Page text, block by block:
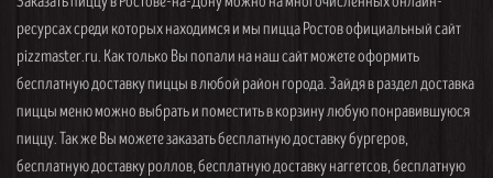
ресурсах среди которых находимся и мы пицца Ростов официальный сайт
pizzmaster.ru. Как только Вы попали на наш сайт можете оформить
бесплатную доставку пиццы в любой район города. Зайдя в раздел доставка
пиццы меню можно выбрать и поместить в корзину любую понравившуюся
пиццу. Так же Вы можете заказать бесплатную доставку бургеров,
бесплатную доставку роллов, бесплатную доставку наггетсов, бесплатную